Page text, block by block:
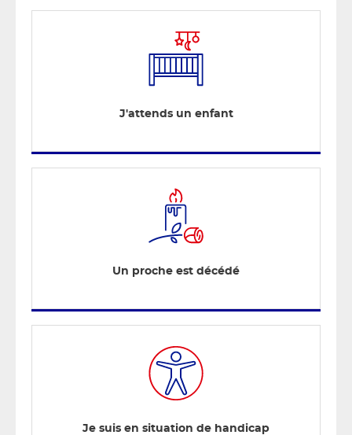
J'attends un enfant
Un proche est décédé
Je suis en situation de handicap